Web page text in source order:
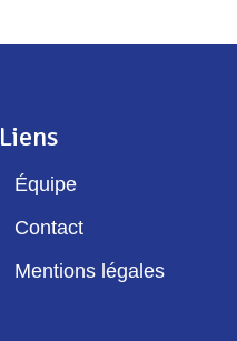
Liens
Équipe
Contact
Mentions légales